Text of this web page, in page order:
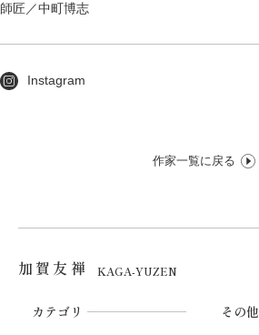
師匠／中町博志
Instagram
作家一覧に戻る
加賀友禅 KAGA-YUZEN
カテゴリ その他